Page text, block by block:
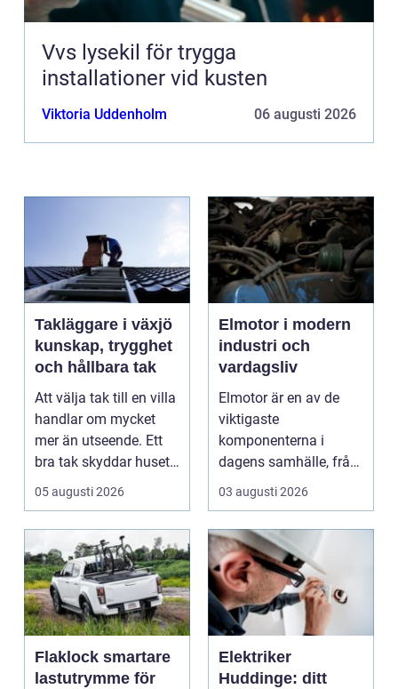
Vvs lysekil för trygga
installationer vid kusten
Viktoria Uddenholm 06 augusti 2026
Takläggare i växjö
kunskap, trygghet
och hållbara tak
Att välja tak till en villa
handlar om mycket
mer än utseende. Ett
bra tak skyddar huset
mot regn, s...
05 augusti 2026
Elmotor i modern
industri och
vardagsliv
Elmotor är en av de
viktigaste
komponenterna i
dagens samhälle, från
små hushållsapparater
till stor...
03 augusti 2026
Flaklock smartare
lastutrymme för
Elektriker
Huddinge: ditt